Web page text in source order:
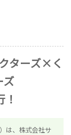
ターズ×く
ズ
は、株式会社サ